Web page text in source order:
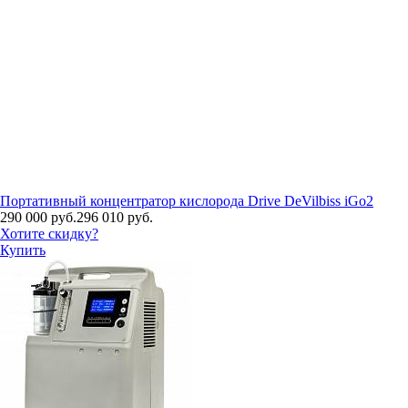
Портативный концентратор кислорода Drive DeVilbiss iGo2
290 000 руб.296 010 руб.
Хотите скидку?
Купить